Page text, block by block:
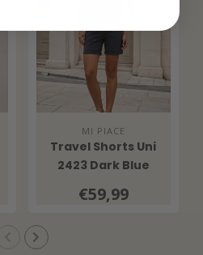
MI PIACE
Travel Shorts Uni
2423 Dark Blue
€59,99